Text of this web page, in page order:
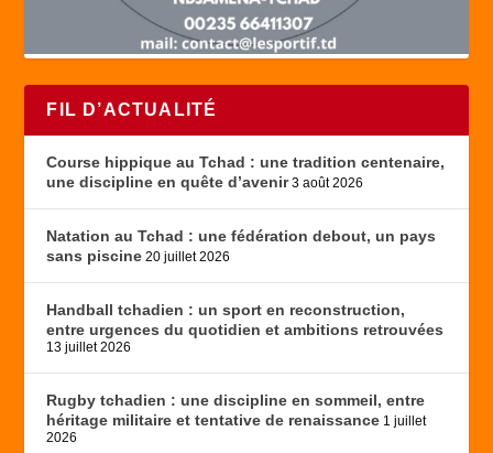
FIL D’ACTUALITÉ
Course hippique au Tchad : une tradition centenaire,
une discipline en quête d’avenir 3 août 2026
Natation au Tchad : une fédération debout, un pays
sans piscine 20 juillet 2026
Handball tchadien : un sport en reconstruction,
entre urgences du quotidien et ambitions retrouvées
13 juillet 2026
Rugby tchadien : une discipline en sommeil, entre
héritage militaire et tentative de renaissance 1 juillet
2026